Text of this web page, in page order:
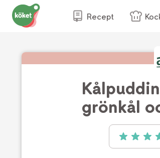
Recept
grönkål
Betyg: 5 av